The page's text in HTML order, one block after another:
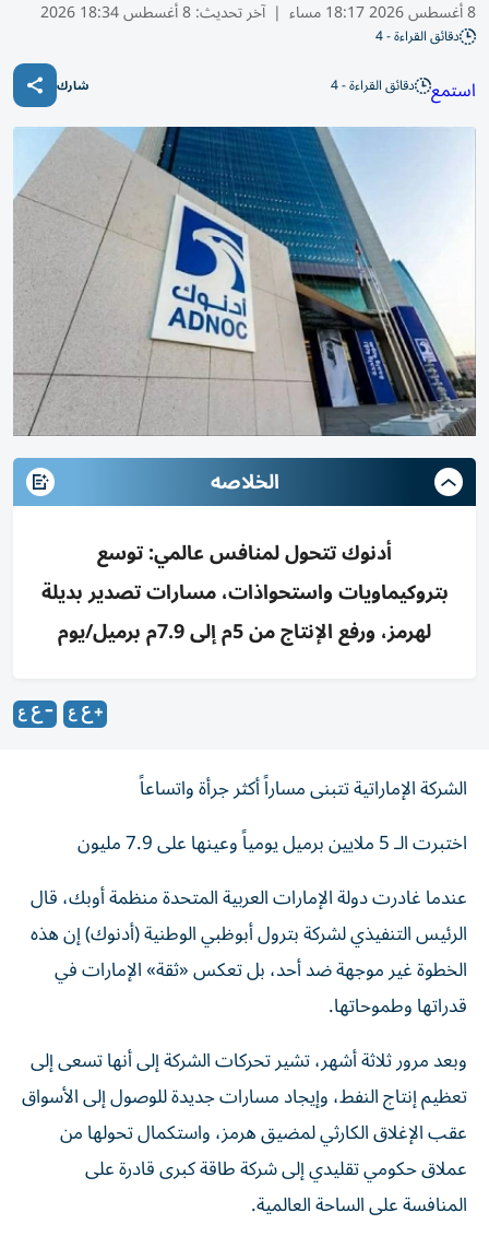
8 أغسطس 2026 18:17 مساء | آخر تحديث:8 أغسطس 18:34 2026
دقائق القراءة - 4
استمع دقائق القراءة - 4 شارك
الخلاصه
أدنوك تتحول لمنافس عالمي: توسع
بتروكيماويات واستحواذات، مسارات تصدير بديلة
لهرمز، ورفع الإنتاج من 5م إلى 7.9م برميل/يوم
الشركة الإماراتية تتبنى مساراً أكثر جرأة واتساعاً
اختبرت الـ 5 ملايين برميل يومياً وعينها على 7.9 مليون
عندما غادرت دولة الإمارات العربية المتحدة منظمة أوبك، قال
الرئيس التنفيذي لشركة بترول أبوظبي الوطنية (أدنوك) إن هذه
الخطوة غير موجهة ضد أحد، بل تعكس «ثقة» الإمارات في
قدراتها وطموحاتها.
وبعد مرور ثلاثة أشهر، تشير تحركات الشركة إلى أنها تسعى إلى
تعظيم إنتاج النفط، وإيجاد مسارات جديدة للوصول إلى الأسواق
عقب الإغلاق الكارثي لمضيق هرمز، واستكمال تحولها من
عملاق حكومي تقليدي إلى شركة طاقة كبرى قادرة على
المنافسة على الساحة العالمية.